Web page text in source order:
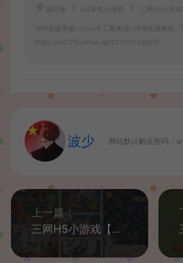
H5单机小游戏 三网H5小游
WIN系服务端+Linux手工服务端+详细搭建教程
https://wd.51boshao.vip/62775/h5djxyx/
波少 网站默认解压密码：
上一篇：
三网H5小游戏【动物夜市】最新整理WIN系服务端+Linux手工服务端+详细搭建教程